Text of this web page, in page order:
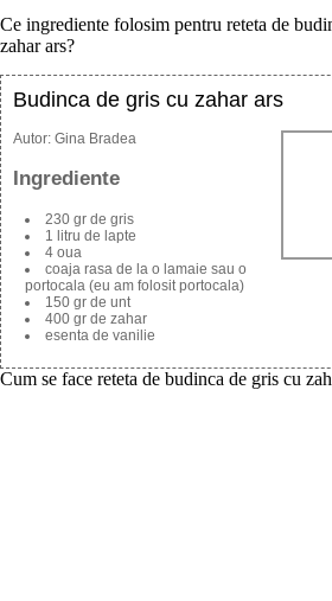
Ce ingrediente folosim pentru reteta de
zahar ars?
Budinca de gris cu zahar ars
Autor: Gina Bradea
Ingrediente
230 gr de gris
1 litru de lapte
4 oua
coaja rasa de la o lamaie sau o
portocala (eu am folosit portocala)
150 gr de unt
400 gr de zahar
esenta de vanilie
Cum se face reteta de budinca de gris cu